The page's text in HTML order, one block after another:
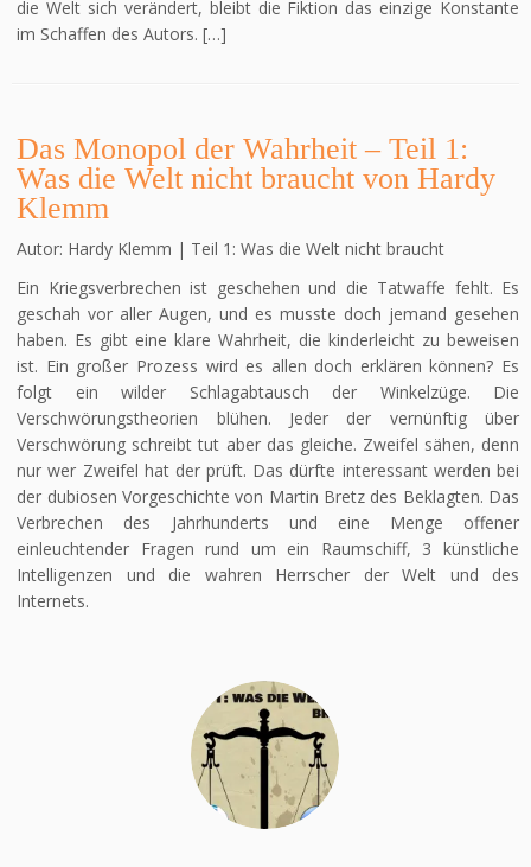
die Welt sich verändert, bleibt die Fiktion das einzige Konstante
im Schaffen des Autors. […]
Das Monopol der Wahrheit – Teil 1:
Was die Welt nicht braucht von Hardy
Klemm
Autor: Hardy Klemm | Teil 1: Was die Welt nicht braucht
Ein Kriegsverbrechen ist geschehen und die Tatwaffe fehlt. Es
geschah vor aller Augen, und es musste doch jemand gesehen
haben. Es gibt eine klare Wahrheit, die kinderleicht zu beweisen
ist. Ein großer Prozess wird es allen doch erklären können? Es
folgt ein wilder Schlagabtausch der Winkelzüge. Die
Verschwörungstheorien blühen. Jeder der vernünftig über
Verschwörung schreibt tut aber das gleiche. Zweifel sähen, denn
nur wer Zweifel hat der prüft. Das dürfte interessant werden bei
der dubiosen Vorgeschichte von Martin Bretz des Beklagten. Das
Verbrechen des Jahrhunderts und eine Menge offener
einleuchtender Fragen rund um ein Raumschiff, 3 künstliche
Intelligenzen und die wahren Herrscher der Welt und des
Internets.